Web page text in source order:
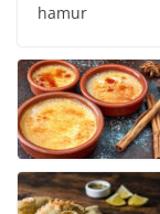
hamur